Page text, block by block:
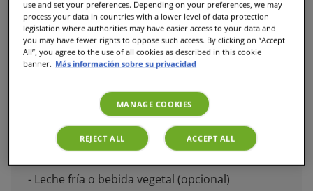
Lo que necesitas:
- 1 máquina TASSIMO
intenso según tu gusto)
- Cubitos de hielo
- Azúcar (opcional)
- Leche fría o bebida vegetal (opcional)
use and set your preferences. Depending on your preferences, we may
process your data in countries with a lower level of data protection
legislation where authorities may have easier access to your data and
you may have fewer rights to oppose such access. By clicking on “Accept
All”, you agree to the use of all cookies as described in this cookie
banner. Más información sobre su privacidad
MANAGE COOKIES
REJECT ALL ACCEPT ALL